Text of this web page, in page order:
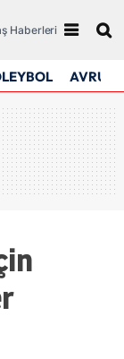
Haberleri